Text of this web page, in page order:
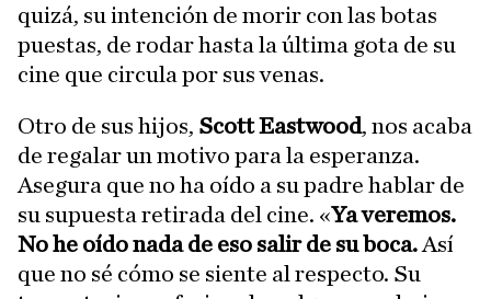
quizá, su intención de morir con las botas
puestas, de rodar hasta la última gota de su
cine que circula por sus venas.
Otro de sus hijos, Scott Eastwood, nos acaba
de regalar un motivo para la esperanza.
Asegura que no ha oído a su padre hablar de
su supuesta retirada del cine. «Ya veremos.
No he oído nada de eso salir de su boca. Así
que no sé cómo se siente al respecto. Su